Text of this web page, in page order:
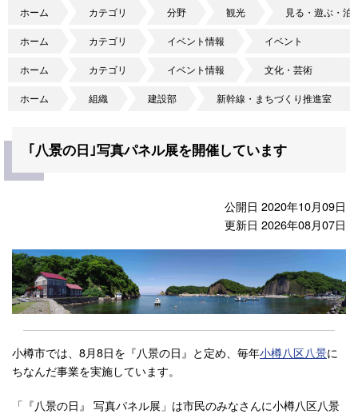
ホーム カテゴリ 分野 観光 見る・遊ぶ・泊
ホーム カテゴリ イベント情報 イベント
ホーム カテゴリ イベント情報 文化・芸術
ホーム 組織 建設部 新幹線・まちづくり推進室
｢八景の日｣写真パネル展を開催しています
公開日 2020年10月09日
更新日 2026年08月07日
小樽市では、8月8日を『八景の日』と定め、毎年小樽八区八景に
ちなんだ事業を実施しています。
「『八景の日』 写真パネル展」は市民のみなさんに小樽八区八景